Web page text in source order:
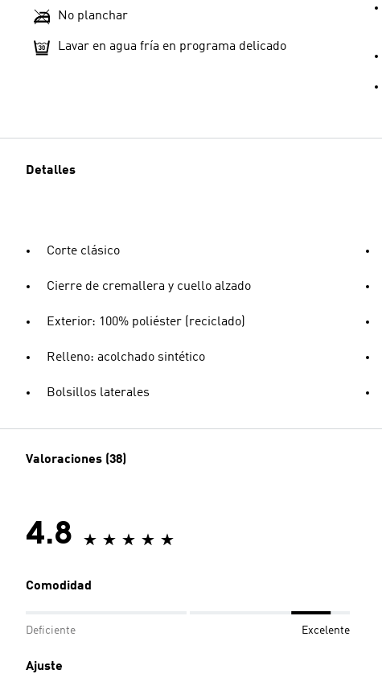
No planchar
Lavar en agua fría en programa delicado
Detalles
Corte clásico
Cierre de cremallera y cuello alzado
Exterior: 100% poliéster (reciclado)
Relleno: acolchado sintético
Bolsillos laterales
Valoraciones (38)
4.8
Comodidad
Deficiente Excelente
Ajuste